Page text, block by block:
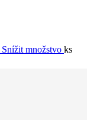
Snížit množstvo ks